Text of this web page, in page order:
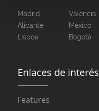
Madrid
Valencia
Alicante
México
Lisboa
Bogotá
Enlaces de interés
Features